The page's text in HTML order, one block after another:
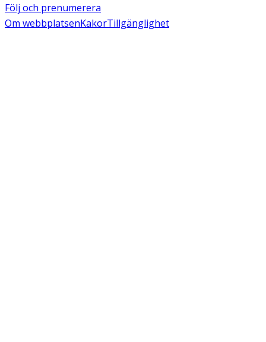
Följ och prenumerera
Om webbplatsenKakorTillgänglighet